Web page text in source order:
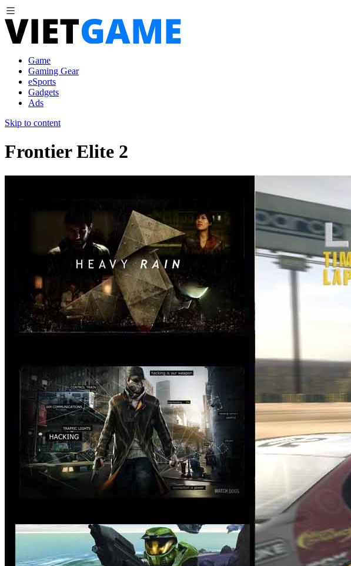
Game
Gaming Gear
eSports
Gadgets
Ads
Skip to content
Frontier Elite 2